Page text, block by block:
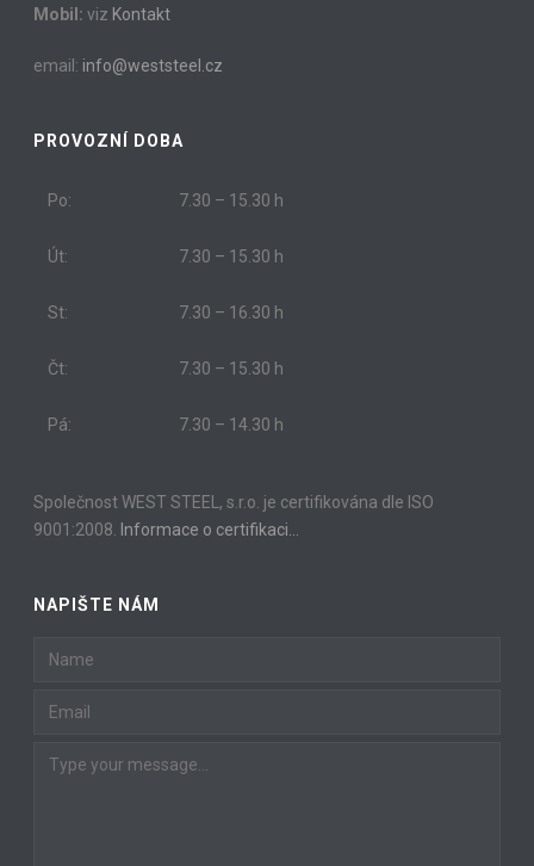
Mobil: viz Kontakt
email: info@weststeel.cz
PROVOZNÍ DOBA
Po: 7.30 – 15.30 h
Út: 7.30 – 15.30 h
St: 7.30 – 16.30 h
Čt: 7.30 – 15.30 h
Pá: 7.30 – 14.30 h
Společnost WEST STEEL, s.r.o. je certifikována dle ISO
9001:2008. Informace o certifikaci…
NAPIŠTE NÁM